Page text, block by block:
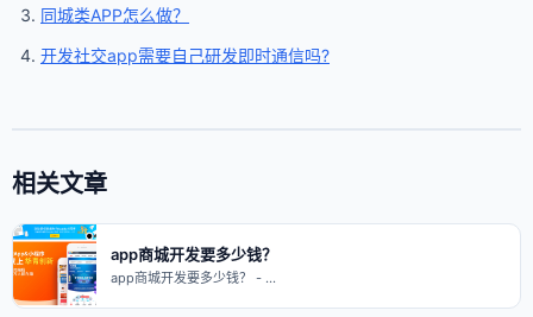
同城类APP怎么做？
开发社交app需要自己研发即时通信吗?
相关文章
app商城开发要多少钱？
app商城开发要多少钱？ - …